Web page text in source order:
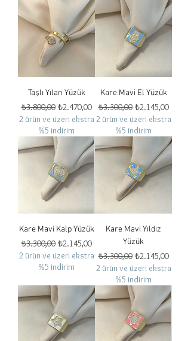
Taşlı Yılan Yüzük
Normal Fiyat
₺3.800,00 İndirimli Fiyat
₺2.470,00
2 ürün ve üzeri ekstra
%5 indirim
Kare Mavi El Yüzük
Normal Fiyat
₺3.300,00 İndirimli Fiyat
₺2.145,00
2 ürün ve üzeri ekstra
%5 indirim
Kare Mavi Kalp Yüzük
Normal Fiyat
₺3.300,00 İndirimli Fiyat
₺2.145,00
2 ürün ve üzeri ekstra
%5 indirim
Kare Mavi Yıldız
Yüzük
Normal Fiyat
₺3.300,00 İndirimli Fiyat
₺2.145,00
2 ürün ve üzeri ekstra
%5 indirim